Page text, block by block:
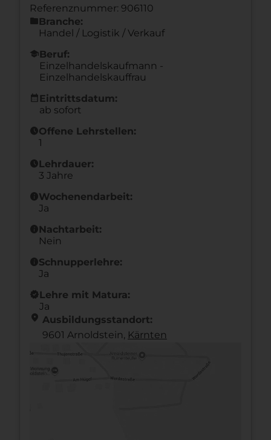
Referenznummer: 906110
folderBranche:
Handel / Logistik / Verkauf
schoolBeruf:
Einzelhandelskaufmann -
Einzelhandelskauffrau
calendar_month Eintrittsdatum:
ab sofort
scheduleOffene Lehrstellen:
1
scheduleLehrdauer:
3 Jahre
infoWochenendarbeit:
Ja
infoNachtarbeit:
Nein
infoSchnupperlehre:
Ja
new_releasesLehre mit Matura:
Ja
location_on Ausbildungsstandort:
9601 Arnoldstein, Kärnten